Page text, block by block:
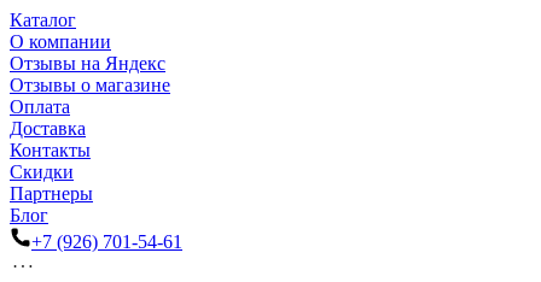
Каталог
О компании
Отзывы на Яндекс
Отзывы о магазине
Оплата
Доставка
Контакты
Скидки
Партнеры
Блог
+7 (926) 701-54-61